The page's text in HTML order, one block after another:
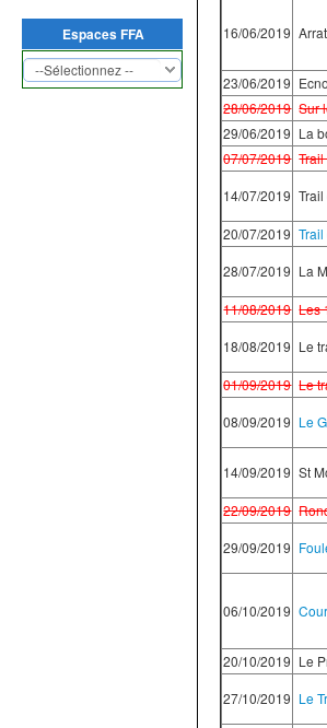
Espaces FFA 16/06/2019
23/06/2019
28/06/2019 Sur
29/06/2019 La
07/07/2019
14/07/2019
20/07/2019
28/07/2019 La
11/08/2019 Les
18/08/2019 Le
01/09/2019 Le
08/09/2019 Le
14/09/2019 St
22/09/2019
29/09/2019
06/10/2019
20/10/2019 Le
27/10/2019 Le